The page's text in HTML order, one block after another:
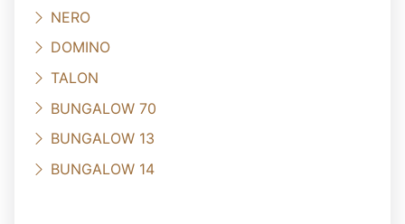
NERO
DOMINO
TALON
BUNGALOW 70
BUNGALOW 13
BUNGALOW 14